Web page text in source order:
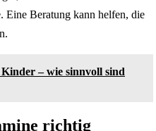
Eine Beratung kann helfen, die
– wie sinnvoll sind
richtig